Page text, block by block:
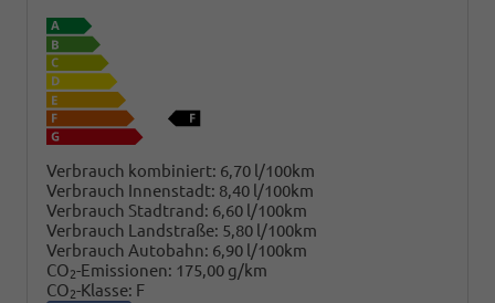
Verbrauch kombiniert: 6,70 l/100km
Verbrauch Innenstadt: 8,40 l/100km
Verbrauch Stadtrand: 6,60 l/100km
Verbrauch Landstraße: 5,80 l/100km
Verbrauch Autobahn: 6,90 l/100km
CO2-Emissionen: 175,00 g/km
CO2-Klasse: F